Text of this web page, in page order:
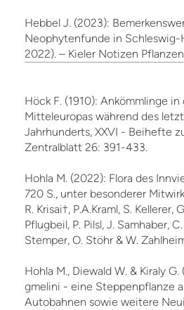
Hebbel J. (2023):
Neophytenfunde in Schleswig-
2022). – Kieler Notizen
Höck F. (1910): Ankömmlinge
Mitteleuropas während des
Jahrhunderts, XXVI - Beihefte
Zentralblatt 26: 391-433.
Hohla M. (2022): Flora des
720 S., unter besonderer
R. Krisai†, P.A.Kraml, S. Kellerer,
Pflugbeil, P. Pilsl, J. Samhaber,
Stemper, O. Stöhr & W.
Hohla M., Diewald W. & Kiraly
gmelini - eine Steppenpflanze
Autobahnen sowie weitere